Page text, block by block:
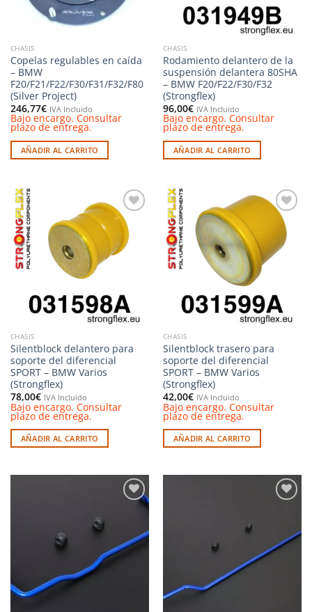
CHASIS
Copelas regulables en caída
– BMW
F20/F21/F22/F30/F31/F32/F80
(Silver Project)
246,77€ IVA Incluido
Bajo encargo. Consultar
plazo de entrega.
AÑADIR AL CARRITO
CHASIS
Rodamiento delantero de la
suspensión delantera 80SHA
– BMW F20/F22/F30/F32
(Strongflex)
96,00€ IVA Incluido
Bajo encargo. Consultar
plazo de entrega.
AÑADIR AL CARRITO
Añadir
a la
lista de
deseos
CHASIS
Silentblock delantero para
soporte del diferencial
SPORT – BMW Varios
(Strongflex)
78,00€ IVA Incluido
Bajo encargo. Consultar
plazo de entrega.
AÑADIR AL CARRITO
Añadir
a la
lista de
deseos
CHASIS
Silentblock trasero para
soporte del diferencial
SPORT – BMW Varios
(Strongflex)
42,00€ IVA Incluido
Bajo encargo. Consultar
plazo de entrega.
AÑADIR AL CARRITO
deseos
deseos